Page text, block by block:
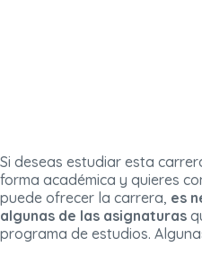
Si deseas estudiar esta
forma académica y quieres
puede ofrecer la carrera, es
algunas de las asignaturas
programa de estudios.